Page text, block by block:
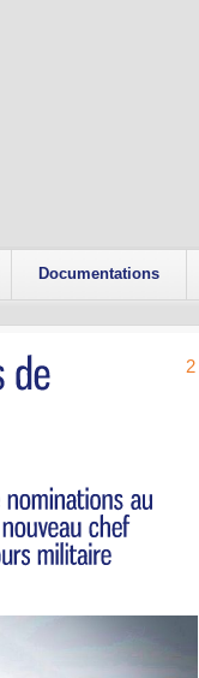
Documentations
2